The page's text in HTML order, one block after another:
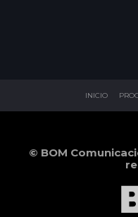
INICIO
© BOM